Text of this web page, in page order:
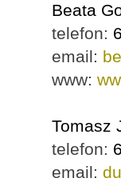
Beata
telefon:
email:
www:
Tomasz
telefon:
email: